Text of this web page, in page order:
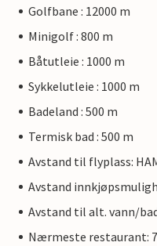
Golfbane : 12000 m
Minigolf : 800 m
Båtutleie : 1000 m
Sykkelutleie : 1000 m
Badeland : 500 m
Termisk bad : 500 m
Avstand til flyplass:
Avstand
Avstand til alt. vann/
Nærmeste restaurant: